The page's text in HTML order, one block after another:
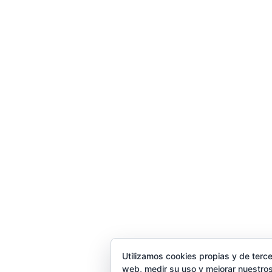
Utilizamos cookies propias y de
web, medir su uso y mejorar